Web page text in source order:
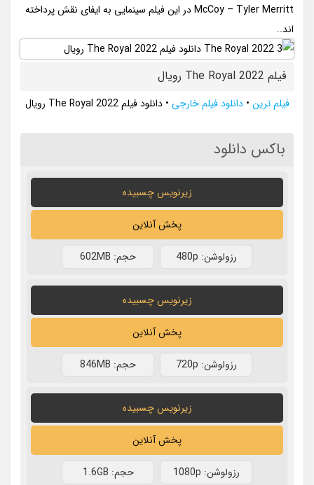
McCoy – Tyler Merritt در این فیلم سینمایی به ایفای نقش پرداخته
اند..
فیلم The Royal 2022 رویال
فیلم ترین •دانلود فیلم خارجی •دانلود فیلم The Royal 2022 رویال
باکس دانلود
زیرنویس چسبیده
پخش آنلاین
رزولوشن: 480p حجم: 602MB
زیرنویس چسبیده
پخش آنلاین
رزولوشن: 720p حجم: 846MB
زیرنویس چسبیده
پخش آنلاین
رزولوشن: 1080p حجم: 1.6GB